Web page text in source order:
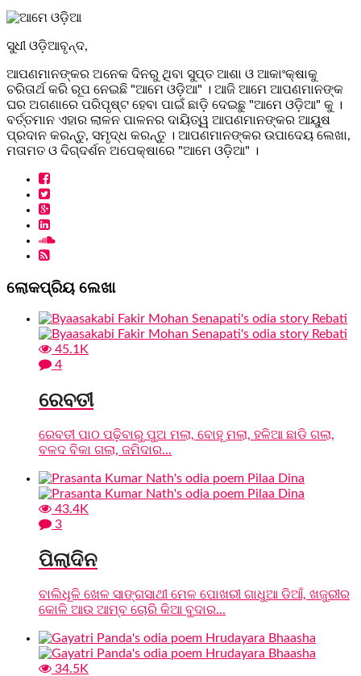
ସୁଧୀ ଓଡ଼ିଆବୃନ୍ଦ,
ଆପଣମାନଙ୍କର ଅନେକ ଦିନରୁ ଥିବା ସୁପ୍ତ ଆଶା ଓ ଆକାଂକ୍ଷାକୁ
ଚରିତାର୍ଥ କରି ରୂପ ନେଇଛି "ଆମେ ଓଡ଼ିଆ" । ଆଜି ଆମେ ଆପଣମାନଙ୍କ
ଘର ଅଗଣାରେ ପରିପୃଷ୍ଟ ହେବା ପାଇଁ ଛାଡ଼ି ଦେଇଛୁ "ଆମେ ଓଡ଼ିଆ" କୁ ।
ବର୍ତ୍ତମାନ ଏହାର ଲାଳନ ପାଳନର ଦାୟିତ୍ୱ ଆପଣମାନଙ୍କର ଆୟୁଷ
ପ୍ରଦାନ କରନ୍ତୁ, ସମୃଦ୍ଧ କରନ୍ତୁ । ଆପଣମାନଙ୍କର ଉପାଦେୟ ଲେଖା,
ମତାମତ ଓ ଦିଗ୍ଦର୍ଶନ ଅପେକ୍ଷାରେ "ଆମେ ଓଡ଼ିଆ" ।
ଲୋକପ୍ରିୟ ଲେଖା
45.1K
4
ରେବତୀ
ରେବତୀ ପାଠ ପଢ଼ିବାରୁ ପୁଅ ମଲା, ବୋହୂ ମଲା, ହଳିଆ ଛାଡି ଗଲା,
ବଳଦ ବିକା ଗଲା, ଜମିଦାର...
43.4K
3
ପିଲାଦିନ
ବାଲିଧୂଳି ଖେଳ ସାଙ୍ଗସାଥୀ ମେଳ ପୋଖରୀ ଗାଧୁଆ ଡିଆଁ, ଖଜୁରୀର
କୋଳି ଆଉ ଆମ୍ବ ଚୋରି କିଆ ବୁଦାର...
34.5K